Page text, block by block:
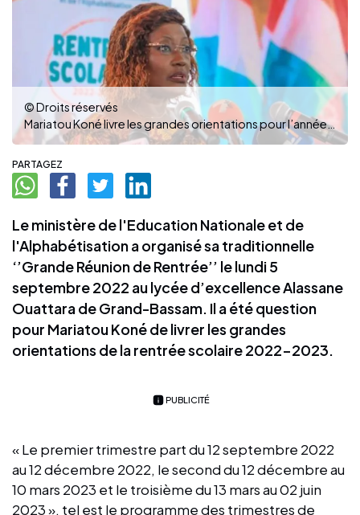
© Droits réservés
Mariatou Koné livre les grandes orientations pour l’année scolaire 2022-2023. (Photo : DR)
PARTAGEZ
Le ministère de l'Education Nationale et de
l'Alphabétisation a organisé sa traditionnelle
‘’Grande Réunion de Rentrée’’ le lundi 5
septembre 2022 au lycée d’excellence Alassane
Ouattara de Grand-Bassam. Il a été question
pour Mariatou Koné de livrer les grandes
orientations de la rentrée scolaire 2022-2023.
PUBLICITÉ
« Le premier trimestre part du 12 septembre 2022
au 12 décembre 2022, le second du 12 décembre au
10 mars 2023 et le troisième du 13 mars au 02 juin
2023 », tel est le programme des trimestres de